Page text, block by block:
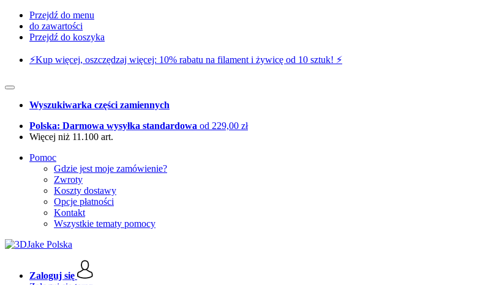
Przejdź do menu
do zawartości
Przejdź do koszyka
⚡️Kup więcej, oszczędzaj więcej: 10% rabatu na filament i żywicę od 10 sztuk! ⚡️
Wyszukiwarka części zamiennych
Polska: Darmowa wysyłka standardowa od 229,00 zł
Więcej niż 11.100 art.
Pomoc
Gdzie jest moje zamówienie?
Zwroty
Koszty dostawy
Opcje płatności
Kontakt
Wszystkie tematy pomocy
Zaloguj się